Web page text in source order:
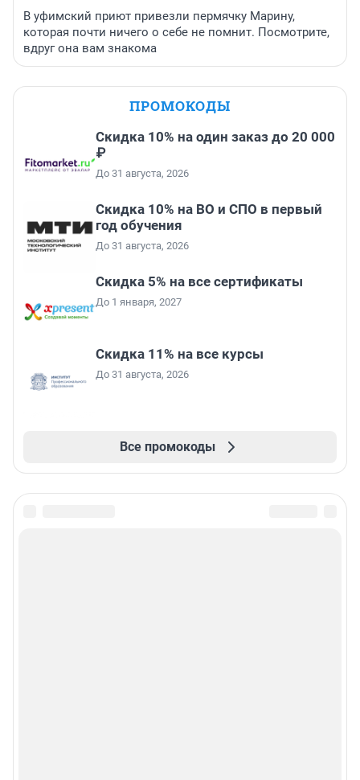
В уфимский приют привезли пермячку Марину,
которая почти ничего о себе не помнит. Посмотрите,
вдруг она вам знакома
ПРОМОКОДЫ
Скидка 10% на один заказ до 20 000
₽
До 31 августа, 2026
Скидка 10% на ВО и СПО в первый
год обучения
До 31 августа, 2026
Скидка 5% на все сертификаты
До 1 января, 2027
Скидка 11% на все курсы
До 31 августа, 2026
Все промокоды